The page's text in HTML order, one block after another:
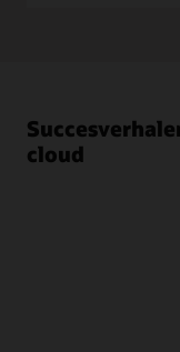
cloud